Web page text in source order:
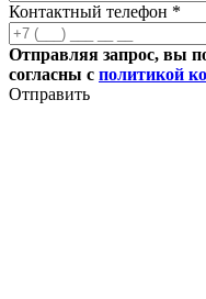
Контактный телефон *
Отправляя запрос, вы
согласны с политикой
Отправить